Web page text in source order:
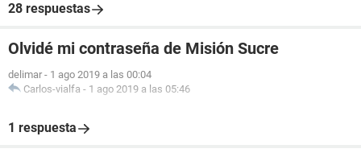
28 respuestas
Olvidé mi contraseña de Misión Sucre
delimar - 1 ago 2019 a las 00:04
Carlos-vialfa - 1 ago 2019 a las 05:46
1 respuesta